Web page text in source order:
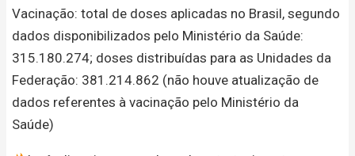
Vacinação: total de doses aplicadas no Brasil, segundo
dados disponibilizados pelo Ministério da Saúde:
315.180.274; doses distribuídas para as Unidades da
Federação: 381.214.862 (não houve atualização de
dados referentes à vacinação pelo Ministério da
Saúde)